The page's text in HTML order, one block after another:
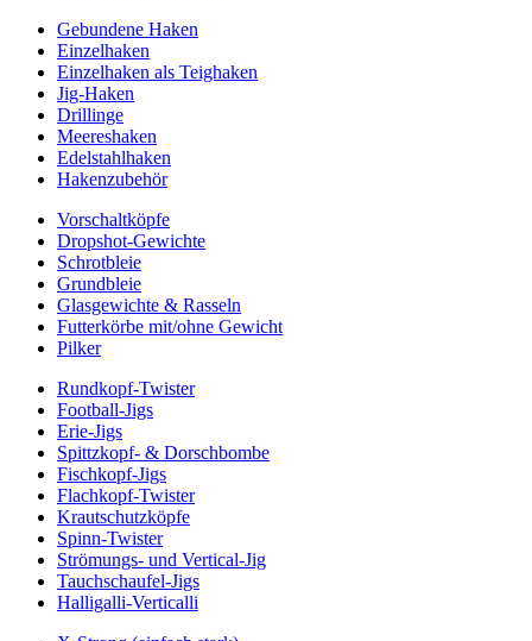
Gebundene Haken
Einzelhaken
Einzelhaken als Teighaken
Jig-Haken
Drillinge
Meereshaken
Edelstahlhaken
Hakenzubehör
Vorschaltköpfe
Dropshot-Gewichte
Schrotbleie
Grundbleie
Glasgewichte & Rasseln
Futterkörbe mit/ohne Gewicht
Pilker
Rundkopf-Twister
Football-Jigs
Erie-Jigs
Spittzkopf- & Dorschbombe
Fischkopf-Jigs
Flachkopf-Twister
Krautschutzköpfe
Spinn-Twister
Strömungs- und Vertical-Jig
Tauchschaufel-Jigs
Halligalli-Verticalli